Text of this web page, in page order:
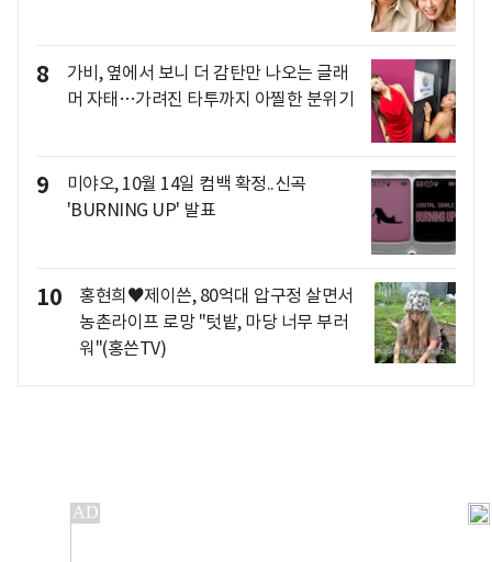
8
가비, 옆에서 보니 더 감탄만 나오는 글래
머 자태…가려진 타투까지 아찔한 분위기
9
미야오, 10월 14일 컴백 확정..신곡
'BURNING UP' 발표
10
홍현희♥제이쓴, 80억대 압구정 살면서
농촌라이프 로망 "텃밭, 마당 너무 부러
워"(홍쓴TV)